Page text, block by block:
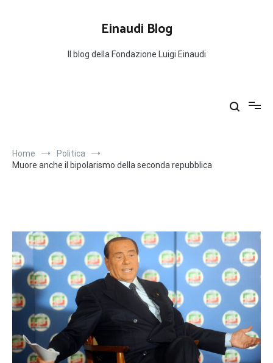
Einaudi Blog
Il blog della Fondazione Luigi Einaudi
Home
Politica
Muore anche il bipolarismo della seconda repubblica